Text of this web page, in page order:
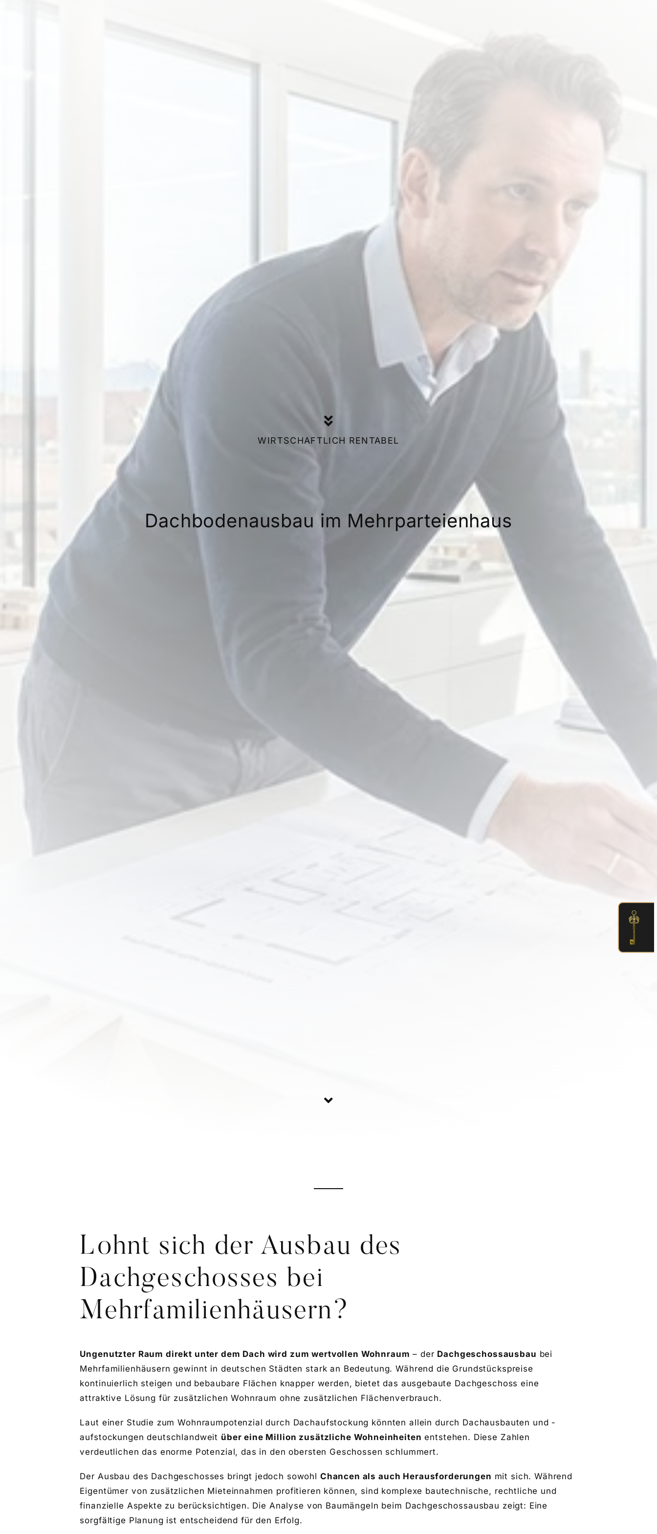
WIRTSCHAFTLICH RENTABEL
Dachbodenausbau im Mehrparteienhaus
Lohnt sich der Ausbau des
Dachgeschosses bei
Mehrfamilienhäusern?
Ungenutzter Raum direkt unter dem Dach wird zum wertvollen Wohnraum – der Dachgeschossausbau bei
Mehrfamilienhäusern gewinnt in deutschen Städten stark an Bedeutung. Während die Grundstückspreise
kontinuierlich steigen und bebaubare Flächen knapper werden, bietet das ausgebaute Dachgeschoss eine
attraktive Lösung für zusätzlichen Wohnraum ohne zusätzlichen Flächenverbrauch.
Laut einer Studie zum Wohnraumpotenzial durch Dachaufstockung könnten allein durch Dachausbauten und -
aufstockungen deutschlandweit über eine Million zusätzliche Wohneinheiten entstehen. Diese Zahlen
verdeutlichen das enorme Potenzial, das in den obersten Geschossen schlummert.
Der Ausbau des Dachgeschosses bringt jedoch sowohl Chancen als auch Herausforderungen mit sich. Während
Eigentümer von zusätzlichen Mieteinnahmen profitieren können, sind komplexe bautechnische, rechtliche und
finanzielle Aspekte zu berücksichtigen. Die Analyse von Baumängeln beim Dachgeschossausbau zeigt: Eine
sorgfältige Planung ist entscheidend für den Erfolg.